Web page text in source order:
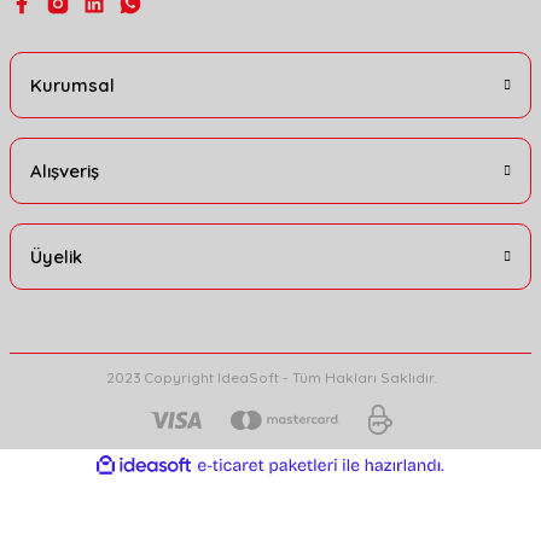
Kurumsal
Alışveriş
Üyelik
2023 Copyright IdeaSoft - Tüm Hakları Saklıdır.
ideasoft
e-